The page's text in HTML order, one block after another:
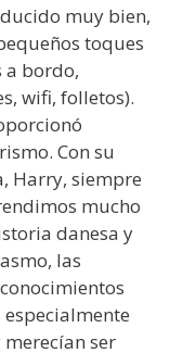
muy bien,
toques
bordo,
wifi, folletos).
Con su
Harry, siempre
mucho
danesa y
las
ser